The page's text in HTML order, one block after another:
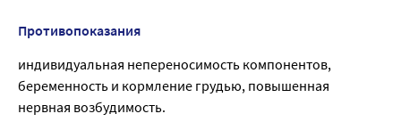
Противопоказания
индивидуальная непереносимость компонентов,
беременность и кормление грудью, повышенная
нервная возбудимость.